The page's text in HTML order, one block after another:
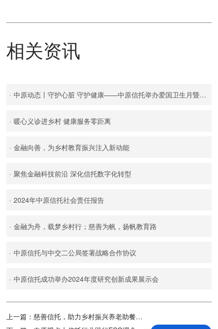
相关资讯
· 中原动态丨守护心脏 守护健康——中原信托举办爱国卫生月暨爱护心脏健康专题讲座
· 暖心义诊进乡村 健康服务零距离
· 金融向善，为乡村教育振兴注入新动能
· 聚焦金融科技前沿 深化信托数字化转型
· 2024年中原信托社会责任报告
· 金融为舟，载梦乡村行；慈善为帆，扬帆教育路
· 中原信托与中交二公局签署战略合作协议
· 中原信托成功举办2024年度研究创新成果展示会
上一篇：慈善信托，助力乡村振兴养老助餐服务